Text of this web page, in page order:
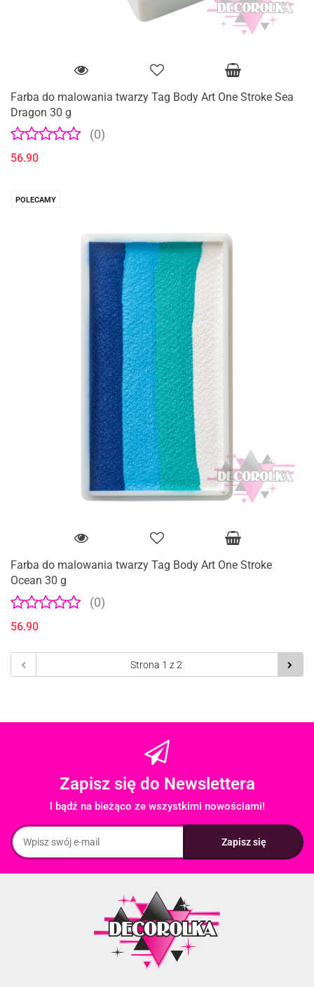
Farba do malowania twarzy Tag Body Art One Stroke Sea
Dragon 30 g
(0)
56.90
POLECAMY
Farba do malowania twarzy Tag Body Art One Stroke
Ocean 30 g
(0)
56.90
Zapisz się do Newslettera
I bądź na bieżąco ze wszystkimi nowościami!